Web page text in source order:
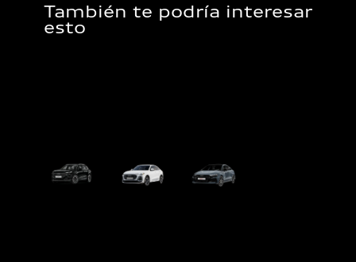
También te podría interesar
esto